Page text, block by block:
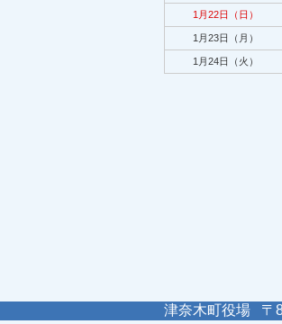
1月22日（日）
1月23日（月）
1月24日（火）
津奈木町役場 〒